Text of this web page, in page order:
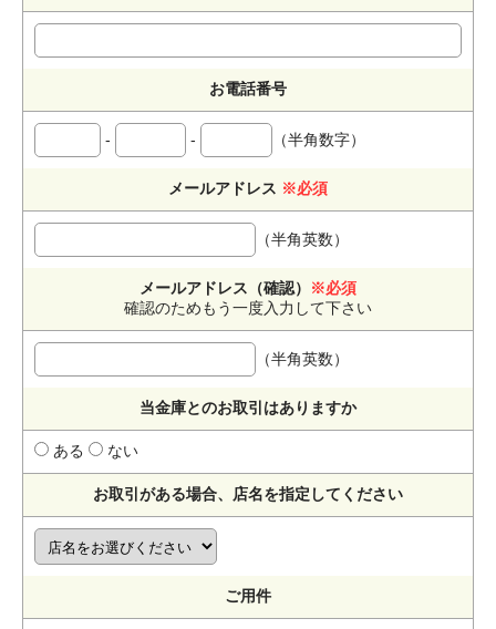
お電話番号
- - （半角数字）
メールアドレス ※必須
（半角英数）
メールアドレス（確認）
※必須
確認のためもう一度入力して下さい
（半角英数）
当金庫とのお取引はありますか
ある ない
お取引がある場合、店名を指定してください
ご用件